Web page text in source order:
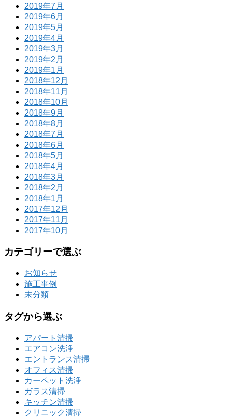
2019年7月
2019年6月
2019年5月
2019年4月
2019年3月
2019年2月
2019年1月
2018年12月
2018年11月
2018年10月
2018年9月
2018年8月
2018年7月
2018年6月
2018年5月
2018年4月
2018年3月
2018年2月
2018年1月
2017年12月
2017年11月
2017年10月
カテゴリーで選ぶ
お知らせ
施工事例
未分類
タグから選ぶ
アパート清掃
エアコン洗浄
エントランス清掃
オフィス清掃
カーペット洗浄
ガラス清掃
キッチン清掃
クリニック清掃